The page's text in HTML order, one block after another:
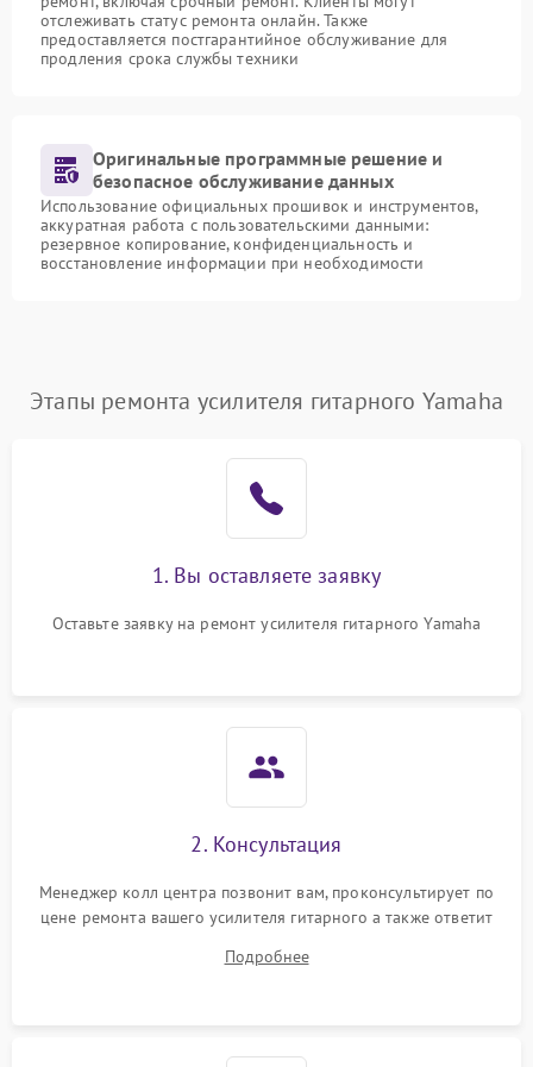
отслеживать статус ремонта онлайн. Также
предоставляется постгарантийное обслуживание для
продления срока службы техники
Оригинальные программные решение и
безопасное обслуживание данных
Использование официальных прошивок и инструментов,
аккуратная работа с пользовательскими данными:
резервное копирование, конфиденциальность и
восстановление информации при необходимости
Этапы ремонта усилителя гитарного Yamaha
1. Вы оставляете заявку
Оставьте заявку на ремонт усилителя гитарного Yamaha
2. Консультация
Менеджер колл центра позвонит вам, проконсультирует по
цене ремонта вашего усилителя гитарного а также ответит
Подробнее